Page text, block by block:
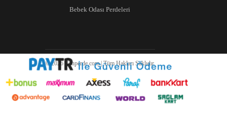
Bebek Odası Perdeleri
© 2026 Ranperde.com | Tüm Hakları Saklıdır.